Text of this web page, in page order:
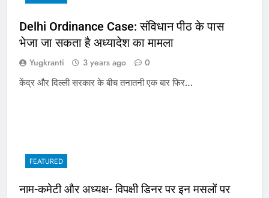
Delhi Ordinance Case: संविधान पीठ के पास
भेजा जा सकता है अध्यादेश का मामला
Yugkranti 3 years ago 0
केंद्र और दिल्ली सरकार के बीच तनातनी एक बार फिर…
FEATURED
नाम-कमेटी और अध्यक्ष- विपक्षी डिनर पर इन मसलों पर